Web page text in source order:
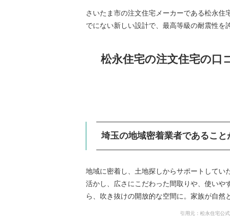
さいたま市の注文住宅メーカーである松永住
でにない新しい設計で、最高等級の耐震性を
松永住宅の注文住宅の口
埼玉の地域密着業者であること
地域に密着し、土地探しからサポートしてい
活かし、広さにこだわった間取りや、使い
ら、吹き抜けの開放的な空間に。家族が自然
引用元：松永住宅公